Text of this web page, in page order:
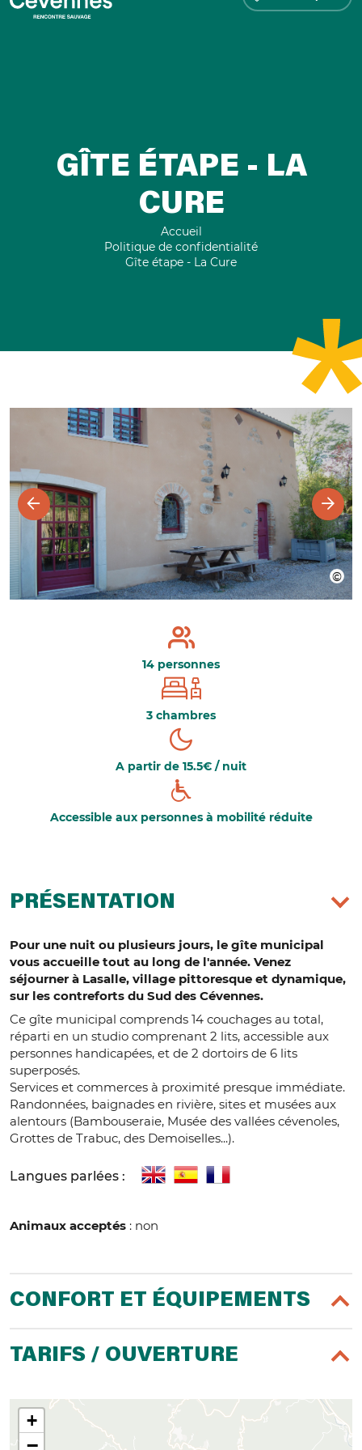
GÎTE ÉTAPE - LA
CURE
Accueil
Politique de confidentialité
Gîte étape - La Cure
14 personnes
3 chambres
A partir de 15.5€ / nuit
Accessible aux personnes à mobilité réduite
PRÉSENTATION
Pour une nuit ou plusieurs jours, le gîte municipal
vous accueille tout au long de l'année. Venez
séjourner à Lasalle, village pittoresque et dynamique,
sur les contreforts du Sud des Cévennes.
Ce gîte municipal comprends 14 couchages au total,
réparti en un studio comprenant 2 lits, accessible aux
personnes handicapées, et de 2 dortoirs de 6 lits
superposés.
Services et commerces à proximité presque immédiate.
Randonnées, baignades en rivière, sites et musées aux
alentours (Bambouseraie, Musée des vallées cévenoles,
Grottes de Trabuc, des Demoiselles...).
Langues parlées :
Animaux acceptés : non
CONFORT ET ÉQUIPEMENTS
TARIFS / OUVERTURE
+
−